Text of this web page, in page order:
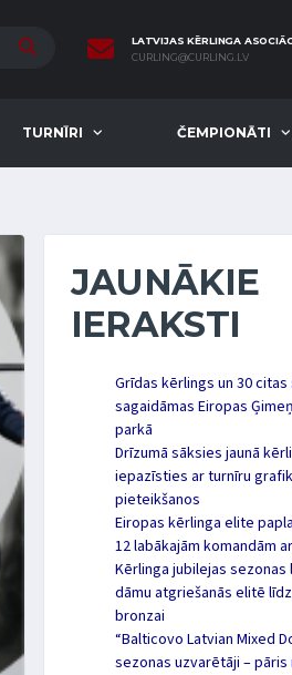
LATVIJAS KĒRLINGA
CURLING@CURLING.LV
TURNĪRI ČEMPIONĀTI
JAUNĀKIE
IERAKSTI
Grīdas kērlings un 30
sagaidāmas Eiropas
parkā
Drīzumā sāksies jaunā
iepazīsties ar turnīru
pieteikšanos
Eiropas kērlinga elite
12 labākajām komandām
Kērlinga jubilejas sezonas
dāmu atgriešanās elitē
bronzai
“Balticovo Latvian Mixed
sezonas uzvarētāji – pāris